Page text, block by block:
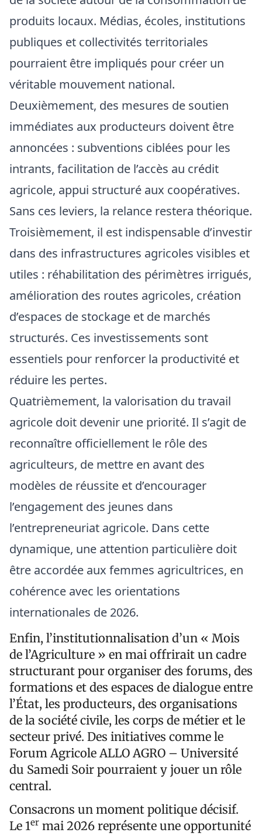
produits locaux. Médias, écoles, institutions
publiques et collectivités territoriales
pourraient être impliqués pour créer un
véritable mouvement national.
Deuxièmement, des mesures de soutien
immédiates aux producteurs doivent être
annoncées : subventions ciblées pour les
intrants, facilitation de l’accès au crédit
agricole, appui structuré aux coopératives.
Sans ces leviers, la relance restera théorique.
Troisièmement, il est indispensable d’investir
dans des infrastructures agricoles visibles et
utiles : réhabilitation des périmètres irrigués,
amélioration des routes agricoles, création
d’espaces de stockage et de marchés
structurés. Ces investissements sont
essentiels pour renforcer la productivité et
réduire les pertes.
Quatrièmement, la valorisation du travail
agricole doit devenir une priorité. Il s’agit de
reconnaître officiellement le rôle des
agriculteurs, de mettre en avant des
modèles de réussite et d’encourager
l’engagement des jeunes dans
l’entrepreneuriat agricole. Dans cette
dynamique, une attention particulière doit
être accordée aux femmes agricultrices, en
cohérence avec les orientations
internationales de 2026.
Enfin, l’institutionnalisation d’un « Mois
de l’Agriculture » en mai offrirait un cadre
structurant pour organiser des forums, des
formations et des espaces de dialogue entre
l’État, les producteurs, des organisations
de la société civile, les corps de métier et le
secteur privé. Des initiatives comme le
Forum Agricole ALLO AGRO – Université
du Samedi Soir pourraient y jouer un rôle
central.
Consacrons un moment politique décisif.
Le 1er mai 2026 représente une opportunité